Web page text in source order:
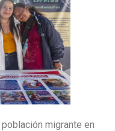
migrante en